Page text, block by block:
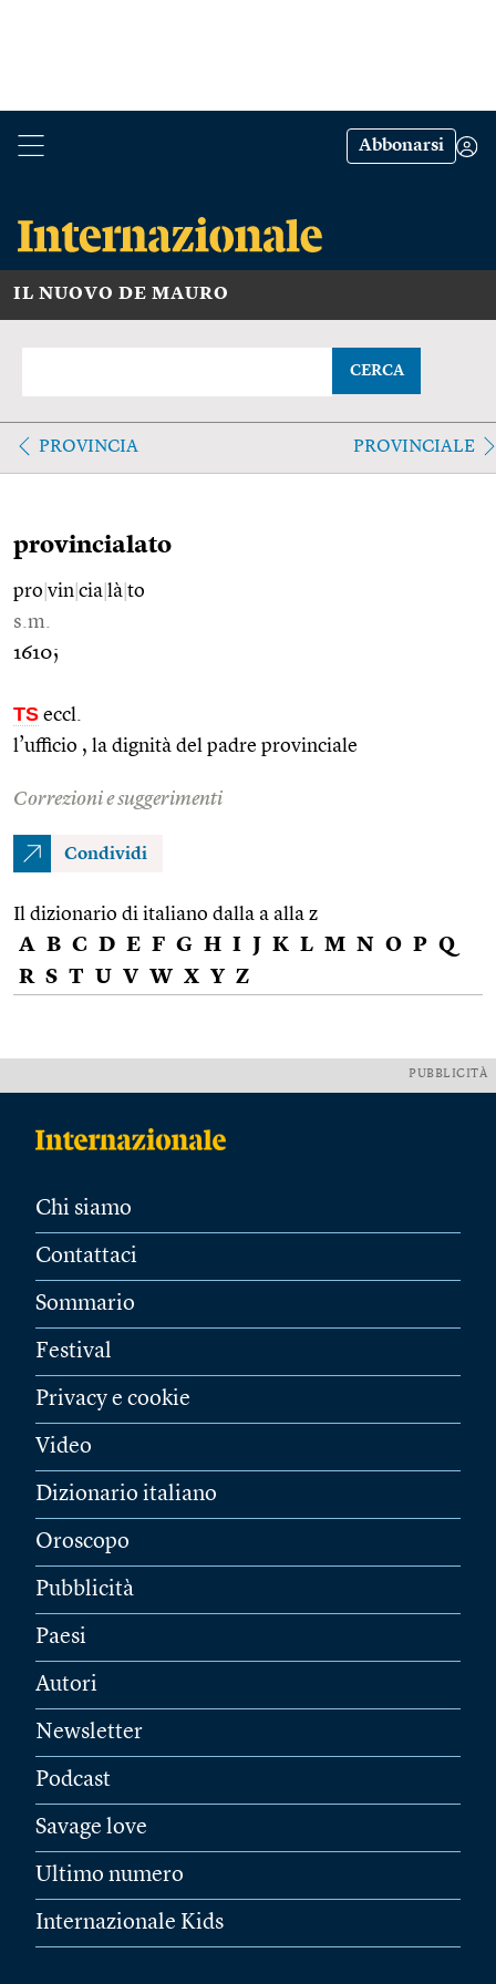
Abbonarsi
IL NUOVO DE MAURO
CERCA
PROVINCIA PROVINCIALE
provincialato
pro vin cia là to
s.m.
1610;
TS eccl.
l’ufficio , la dignità del padre provinciale
Correzioni e suggerimenti
Condividi
Il dizionario di italiano dalla a alla z
A B C D E F G H I J K L M N O P Q
R S T U V W X Y Z
PUBBLICITÀ
Chi siamo
Contattaci
Sommario
Festival
Privacy e cookie
Video
Dizionario italiano
Oroscopo
Pubblicità
Paesi
Autori
Newsletter
Podcast
Savage love
Ultimo numero
Internazionale Kids